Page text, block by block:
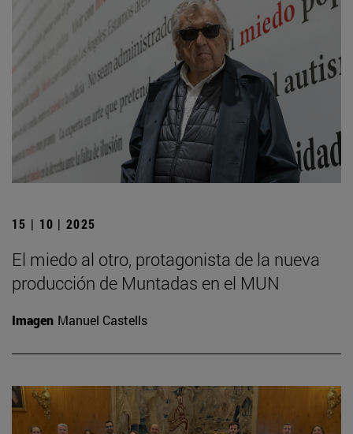
15 | 10 | 2025
El miedo al otro, protagonista de la nueva
producción de Muntadas en el MUN
Imagen Manuel Castells